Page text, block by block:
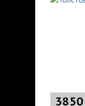
3850